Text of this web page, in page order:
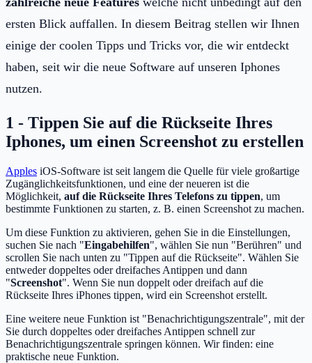
ersten Blick auffallen. In diesem Beitrag stellen wir Ihnen
einige der coolen Tipps und Tricks vor, die wir entdeckt
haben, seit wir die neue Software auf unseren Iphones
nutzen.
1 - Tippen Sie auf die Rückseite Ihres
Iphones, um einen Screenshot zu erstellen
Apples iOS-Software ist seit langem die Quelle für viele großartige
Zugänglichkeitsfunktionen, und eine der neueren ist die
Möglichkeit, auf die Rückseite Ihres Telefons zu tippen, um
bestimmte Funktionen zu starten, z. B. einen Screenshot zu machen.
Um diese Funktion zu aktivieren, gehen Sie in die Einstellungen,
suchen Sie nach "Eingabehilfen", wählen Sie nun "Berühren" und
scrollen Sie nach unten zu "Tippen auf die Rückseite". Wählen Sie
entweder doppeltes oder dreifaches Antippen und dann
"Screenshot". Wenn Sie nun doppelt oder dreifach auf die
Rückseite Ihres iPhones tippen, wird ein Screenshot erstellt.
Eine weitere neue Funktion ist "Benachrichtigungszentrale", mit der
Sie durch doppeltes oder dreifaches Antippen schnell zur
Benachrichtigungszentrale springen können. Wir finden: eine
praktische neue Funktion.